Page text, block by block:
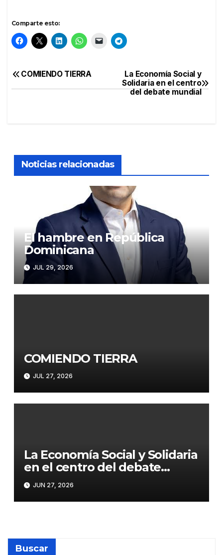
Comparte esto:
Navegación
La Economía Social y
Solidaria en el centro
del debate mundial
COMIENDO TIERRA
Noticias relacionadas
El hambre en República
Dominicana
JUL 29, 2026
COMIENDO TIERRA
JUL 27, 2026
La Economía Social y Solidaria
en el centro del debate
mundial
JUN 27, 2026
Buscar